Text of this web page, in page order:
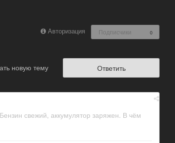
Авторизация Подписчики 0
Ответить
новую тему
свежий, аккумулятор заряжен. В чём